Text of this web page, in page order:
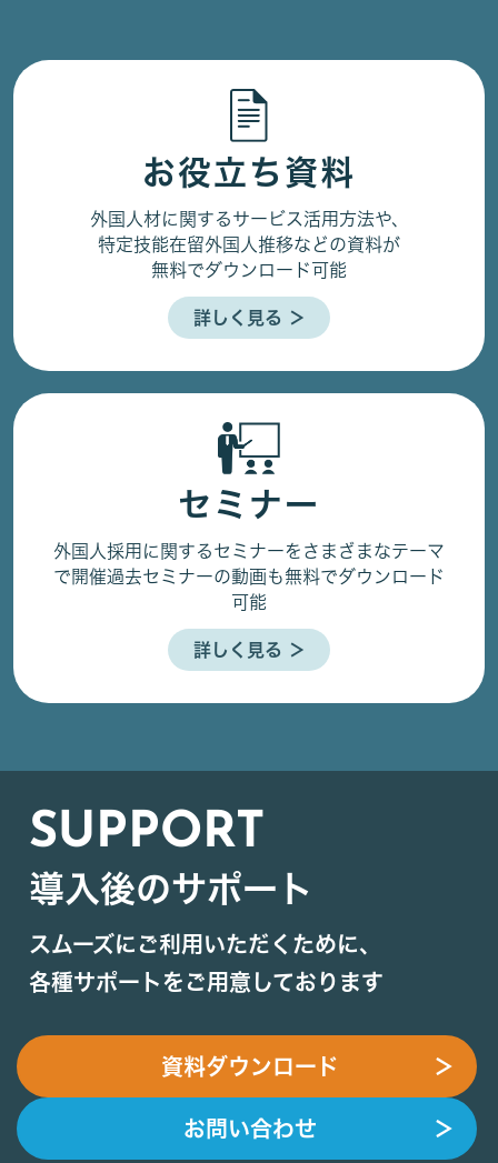
お役立ち資料
外国人材に関するサービス活用方法や、
特定技能在留外国人推移などの資料が
無料でダウンロード可能
詳しく見る ＞
セミナー
外国人採用に関するセミナーをさまざまなテーマ
で開催過去セミナーの動画も無料でダウンロード
可能
詳しく見る ＞
SUPPORT
導入後のサポート
スムーズにご利用いただくために、
各種サポートをご用意しております
資料ダウンロード ＞
お問い合わせ ＞